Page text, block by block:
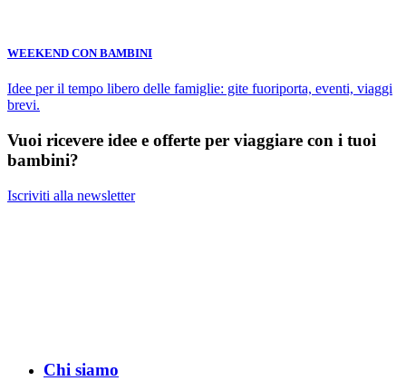
WEEKEND CON BAMBINI
Idee per il tempo libero delle famiglie: gite fuoriporta, eventi, viaggi
brevi.
Vuoi ricevere idee e offerte per viaggiare con i tuoi
bambini?
Iscriviti alla newsletter
Chi siamo